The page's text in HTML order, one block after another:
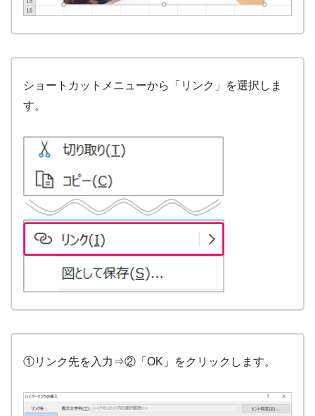
ショートカットメニューから「リンク」を選択しま
す。
①リンク先を入力⇒②「OK」をクリックします。